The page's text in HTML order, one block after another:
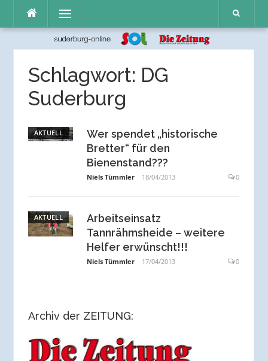
Inhalt
Menü
Schlagwort: DG
Suderburg
AKTUELL
Wer spendet „historische
Bretter“ für den
Bienenstand???
Niels Tümmler 18/04/2013 0
AKTUELL
Arbeitseinsatz
Tannrähmsheide – weitere
Helfer erwünscht!!!
Niels Tümmler 17/04/2013 0
Archiv der ZEITUNG: